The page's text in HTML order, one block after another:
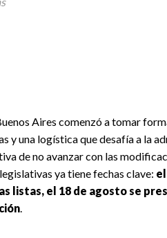
Aires comenzó a tomar
y una logística que desafía a la
de no avanzar con las
ya tiene fechas clave:
listas, el 18 de agosto se